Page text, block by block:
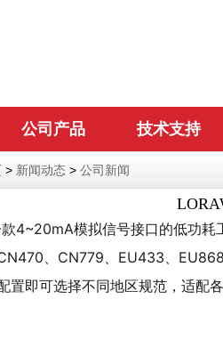
公司产品 技术支持
> 新闻动态 > 公司新闻
款4~20mA模拟信号接口的低功
、CN779、EU433、
置即可选择不同地区规范，适配